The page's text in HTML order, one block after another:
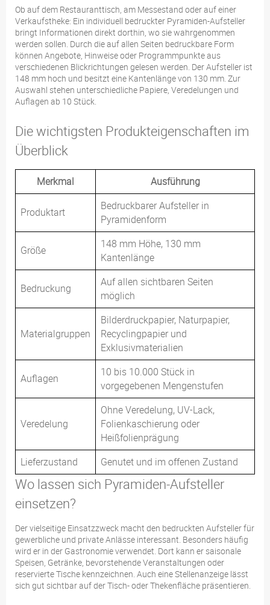
Ob auf dem Restauranttisch, am Messestand oder auf einer
Verkaufstheke: Ein individuell bedruckter Pyramiden-Aufsteller
bringt Informationen direkt dorthin, wo sie wahrgenommen
werden sollen. Durch die auf allen Seiten bedruckbare Form
können Angebote, Hinweise oder Programmpunkte aus
verschiedenen Blickrichtungen gelesen werden. Der Aufsteller ist
148 mm hoch und besitzt eine Kantenlänge von 130 mm. Zur
Auswahl stehen unterschiedliche Papiere, Veredelungen und
Auflagen ab 10 Stück.
Die wichtigsten Produkteigenschaften im
Überblick
Merkmal Ausführung
Produktart
Bedruckbarer Aufsteller in
Pyramidenform
Größe
148 mm Höhe, 130 mm
Kantenlänge
Bedruckung
Auf allen sichtbaren Seiten
möglich
Materialgruppen
Bilderdruckpapier, Naturpapier,
Recyclingpapier und
Exklusivmaterialien
Auflagen
10 bis 10.000 Stück in
vorgegebenen Mengenstufen
Veredelung
Ohne Veredelung, UV-Lack,
Folienkaschierung oder
Heißfolienprägung
Lieferzustand
Genutet und im offenen Zustand
Wo lassen sich Pyramiden-Aufsteller
einsetzen?
Der vielseitige Einsatzzweck macht den bedruckten Aufsteller für
gewerbliche und private Anlässe interessant. Besonders häufig
wird er in der Gastronomie verwendet. Dort kann er saisonale
Speisen, Getränke, bevorstehende Veranstaltungen oder
reservierte Tische kennzeichnen. Auch eine Stellenanzeige lässt
sich gut sichtbar auf der Tisch- oder Thekenfläche präsentieren.